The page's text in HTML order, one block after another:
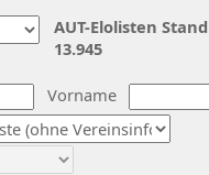
Vorname
AUT-Elolisten
13.945